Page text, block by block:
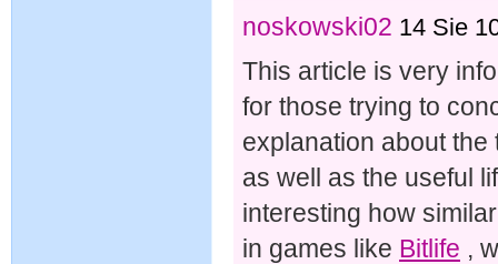
noskowski02 14 Sie
This article is very
for those trying to
explanation about
as well as the useful
interesting how
in games like Bitlife ,